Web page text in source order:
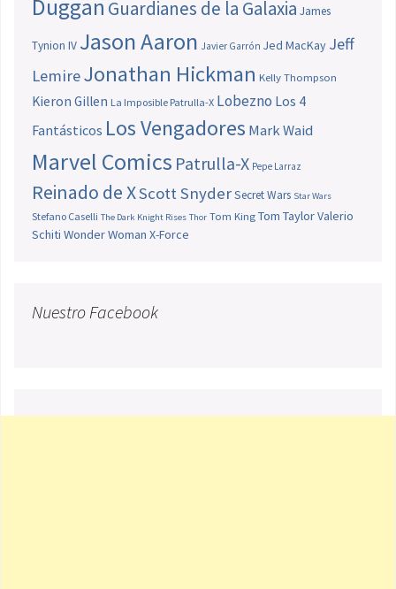
Duggan Guardianes de la Galaxia James
Tynion IV Jason Aaron Javier Garrón Jed MacKay Jeff
LemireJonathan Hickman Kelly Thompson
Kieron Gillen La Imposible Patrulla-X Lobezno Los 4
Fantásticos Los Vengadores Mark Waid
Marvel Comics Patrulla-X Pepe Larraz
Reinado de XScott SnyderSecret Wars Star Wars
Stefano Caselli The Dark Knight Rises Thor Tom King Tom TaylorValerio
Schiti Wonder Woman X-Force
Nuestro Facebook